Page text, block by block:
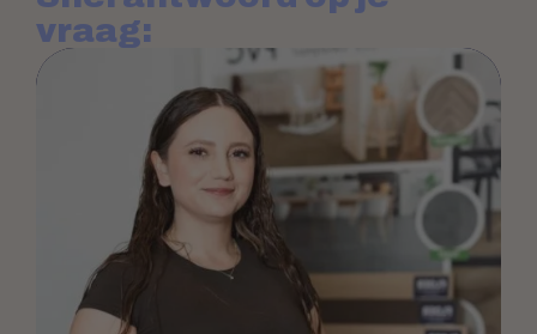
vraag: